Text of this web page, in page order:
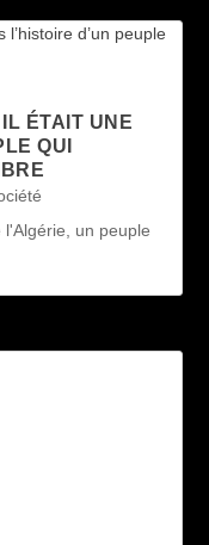
ÉTAIT UNE
QUI
un peuple